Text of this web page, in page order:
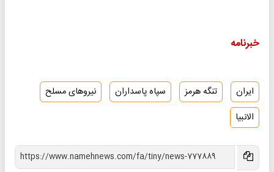
خبرنامه
ایران تنگه هرمز سپاه پاسداران
نیروهای مسلح
الانبیا